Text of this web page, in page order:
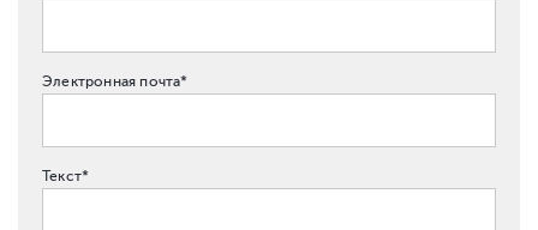
Электронная почта*
Текст*